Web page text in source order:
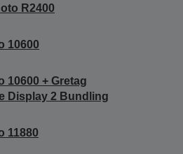
R2400
10600
10600 + Gretag
Display 2 Bundling
11880